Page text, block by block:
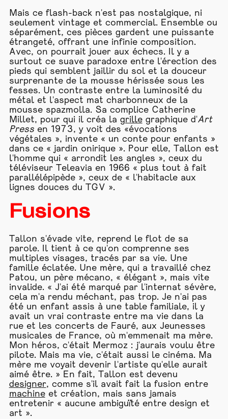
Mais ce flash-back n'est pas nostalgique, ni
seulement vintage et commercial. Ensemble ou
séparément, ces pièces gardent une puissante
étrangeté, offrant une infinie composition.
Avec, on pourrait jouer aux échecs. Il y a
surtout ce suave paradoxe entre l'érection des
pieds qui semblent jaillir du sol et la douceur
surprenante de la mousse hérissée sous les
fesses. Un contraste entre la luminosité du
métal et l'aspect mat charbonneux de la
mousse spazmolla. Sa complice Catherine
Millet, pour qui il créa la grillegraphique d'Art
Pressen 1973, y voit des «évocations
végétales », invente « un conte pour enfants »
dans ce « jardin onirique ». Pour elle, Tallon est
l'homme qui « arrondit les angles », ceux du
téléviseur Teleavia en 1966 « plus tout à fait
parallélépipède », ceux de « l'habitacle aux
lignes douces du TGV ».
Fusions
Tallon s'évade vite, reprend le flot de sa
parole. Il tient à ce qu'on comprenne ses
multiples visages, tracés par sa vie. Une
famille éclatée. Une mère, qui a travaillé chez
Patou, un père mécano, « élégant », mais vite
invalide. « J'ai été marqué par l'internat sévère,
cela m'a rendu méchant, pas trop. Je n'ai pas
été un enfant assis à une table familiale, il y
avait un vrai contraste entre ma vie dans la
rue et les concerts de Fauré, aux Jeunesses
musicales de France, où m'emmenait ma mère.
Mon héros, c'était Mermoz : j'aurais voulu être
pilote. Mais ma vie, c'était aussi le cinéma. Ma
mère me voyait devenir l'artiste qu'elle aurait
aimé être. » En fait, Tallon est devenu
designer, comme s'il avait fait la fusion entre
machineet création, mais sans jamais
entretenir « aucune ambiguïté entre design et
art ».